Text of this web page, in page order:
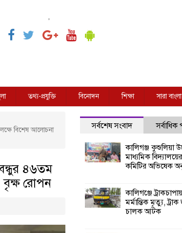
,
তথ্য-প্রযুক্তি বিনোদন শিক্ষা সারা বাংলা
বিশেষ আলোচনা
৪৬তম
বৃক্ষ রোপন
সর্বশেষ সংবাদ সর্বাধিক
কালিগঞ্জ কুশুলিয়া
মাধ্যমিক বিদ্যালয়ের
কমিটির অভিষেক
কালিগঞ্জে
মর্মান্তিক মৃত্যু,
চালক আটক